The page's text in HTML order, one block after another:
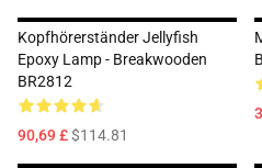
Kopfhörerständer Jellyfish
Epoxy Lamp - Breakwooden
BR2812
90,69 £$114.81